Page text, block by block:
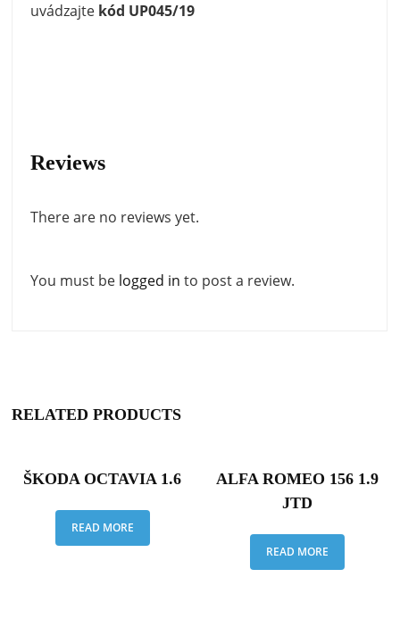
uvádzajte kód UP045/19
Reviews
There are no reviews yet.
You must be logged in to post a review.
RELATED PRODUCTS
ŠKODA OCTAVIA 1.6
READ MORE
ALFA ROMEO 156 1.9
JTD
READ MORE